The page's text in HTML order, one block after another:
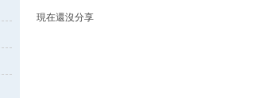
現在還沒分享